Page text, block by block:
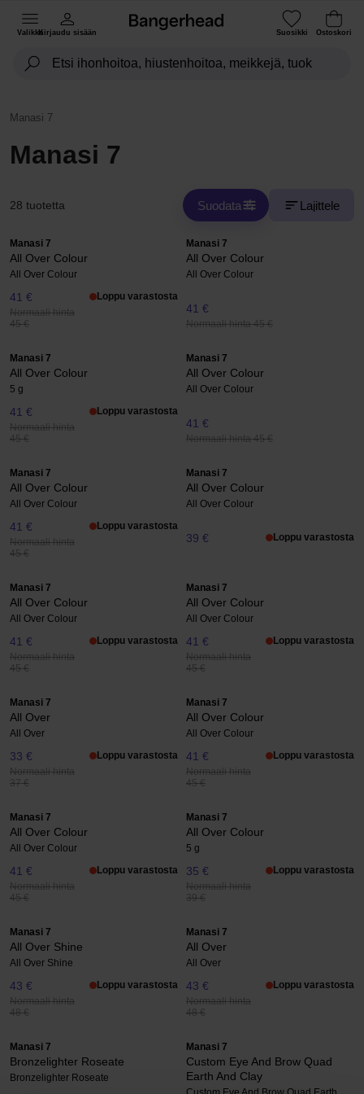
ValikkoKirjaudu sisään Suosikki Ostoskori
Manasi 7
Manasi 7
28 tuotetta Suodata Lajittele
Manasi 7
All Over Colour
All Over Colour
41 €
Normaali hinta
45 €
Loppu varastosta
Manasi 7
All Over Colour
All Over Colour
41 €
Normaali hinta 45 €
Manasi 7
All Over Colour
5 g
41 €
Normaali hinta
45 €
Loppu varastosta
Manasi 7
All Over Colour
All Over Colour
41 €
Normaali hinta 45 €
Manasi 7
All Over Colour
All Over Colour
41 €
Normaali hinta
45 €
Loppu varastosta
Manasi 7
All Over Colour
All Over Colour
39 € Loppu varastosta
Manasi 7
All Over Colour
All Over Colour
41 €
Normaali hinta
45 €
Loppu varastosta
Manasi 7
All Over Colour
All Over Colour
41 €
Normaali hinta
45 €
Loppu varastosta
Manasi 7
All Over
All Over
33 €
Normaali hinta
37 €
Loppu varastosta
Manasi 7
All Over Colour
All Over Colour
41 €
Normaali hinta
45 €
Loppu varastosta
Manasi 7
All Over Colour
All Over Colour
41 €
Normaali hinta
45 €
Loppu varastosta
Manasi 7
All Over Colour
5 g
35 €
Normaali hinta
39 €
Loppu varastosta
Manasi 7
All Over Shine
All Over Shine
43 €
Normaali hinta
48 €
Loppu varastosta
Manasi 7
All Over
All Over
43 €
Normaali hinta
48 €
Loppu varastosta
Manasi 7
Bronzelighter Roseate
Bronzelighter Roseate
Manasi 7
Custom Eye And Brow Quad
Earth And Clay